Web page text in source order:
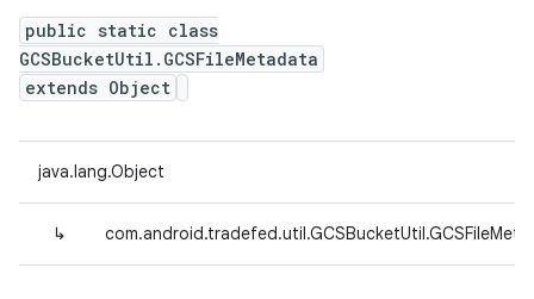
public static class
GCSBucketUtil.GCSFileMetadata
extends Object
java.lang.Object
↳